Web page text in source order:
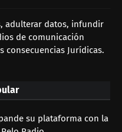
adulterar datos, infundir
de comunicación
consecuencias Jurídicas.
su plataforma con la